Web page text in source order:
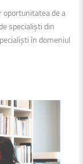
de a
specialiști din
în domeniul